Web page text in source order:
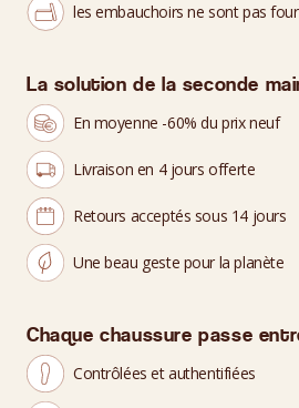
les embauchoirs ne sont pas
La solution de la seconde
En moyenne -60% du prix neuf
Livraison en 4 jours offerte
Retours acceptés sous 14 jours
Une beau geste pour la planète
Chaque chaussure passe
Contrôlées et authentifiées